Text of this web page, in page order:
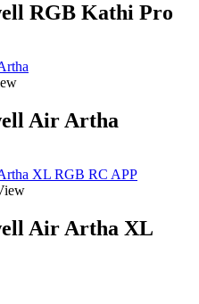
RGB Kathi Pro
Air Artha
Air Artha XL